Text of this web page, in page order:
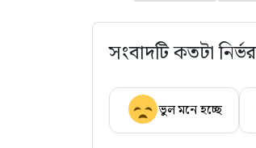
সংবাদটি কতটা
ভুল মনে হচ্ছে